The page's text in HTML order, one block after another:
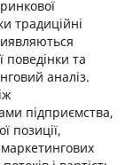
традиційні
поведінки та
аналіз.
підприємства,
позиції,